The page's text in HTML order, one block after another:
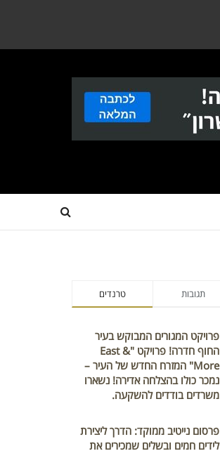
טרנדים תגובות
פרויקט המגורים המבוקש בעיר
החוף חדרה! פרויקט "East &
More" המזרח החדש של העיר –
נמכר כולו בהצלחה אדירה! נשארו
משרדים בודדים להשקעה.
פרסום נייטיב ממוקד: הדרך ליצירת
לידים חמים ובשלים שמכירים את